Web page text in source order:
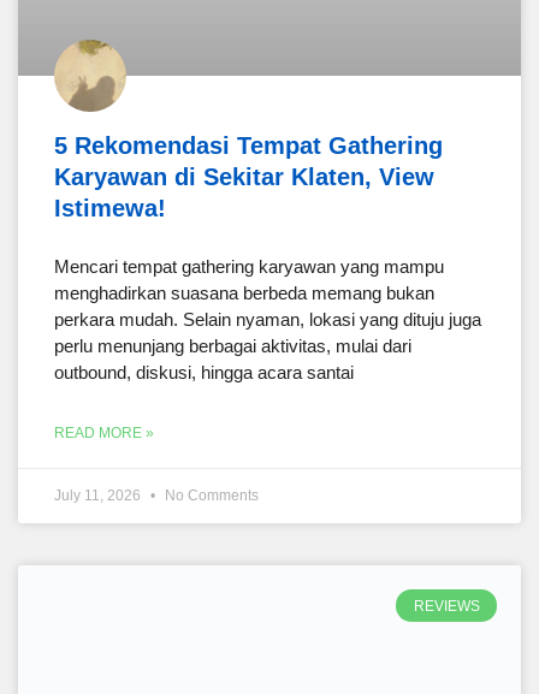
5 Rekomendasi Tempat Gathering
Karyawan di Sekitar Klaten, View
Istimewa!
Mencari tempat gathering karyawan yang mampu
menghadirkan suasana berbeda memang bukan
perkara mudah. Selain nyaman, lokasi yang dituju juga
perlu menunjang berbagai aktivitas, mulai dari
outbound, diskusi, hingga acara santai
READ MORE »
July 11, 2026 No Comments
REVIEWS